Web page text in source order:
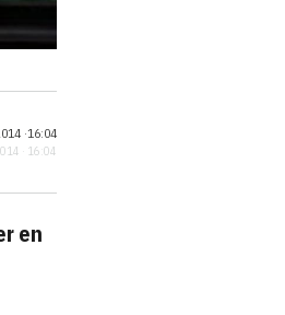
·16:04
· 16:04
en